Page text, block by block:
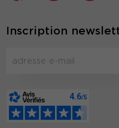
Inscription